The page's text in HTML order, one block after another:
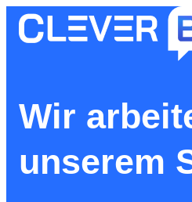
Zum
Inhalt
Wir
unserem